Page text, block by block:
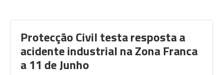
Protecção Civil testa resposta a
acidente industrial na Zona Franca
a 11 de Junho